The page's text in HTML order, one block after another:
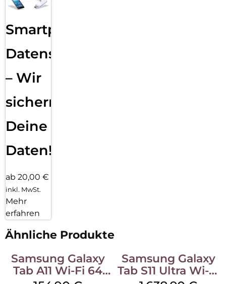
Smartphone
Datensicherung
– Wir
sichern
Deine
Daten!
ab 20,00 €
inkl. MwSt.
Mehr
erfahren
Ähnliche Produkte
Samsung Galaxy
Tab A11 Wi-Fi 64
Samsung Galaxy
Tab S11 Ultra Wi-Fi